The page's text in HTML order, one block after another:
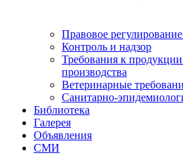
Правовое
Контроль и надзор
Требования к
производства
Ветеринарные
Санитарно-
Библиотека
Галерея
Объявления
СМИ